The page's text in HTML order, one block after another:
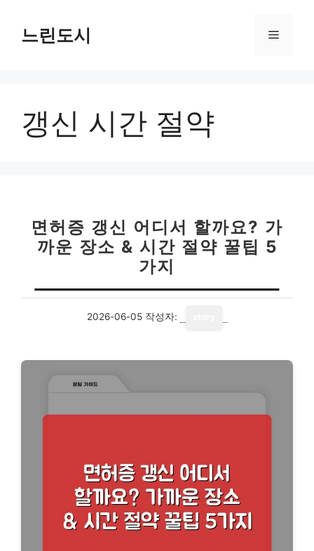
느린도시 메
갱신 시간 절약
면허증 갱신 어디서 할까요? 가
까운 장소 & 시간 절약 꿀팁 5
가지
2026-06-05 작성자: